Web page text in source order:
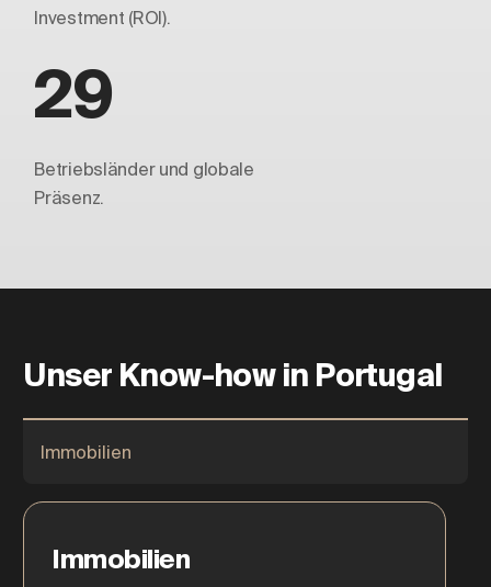
Investment (ROI).
29
Betriebsländer und globale
Präsenz.
Unser Know-how in Portugal
Immobilien
Immobilien